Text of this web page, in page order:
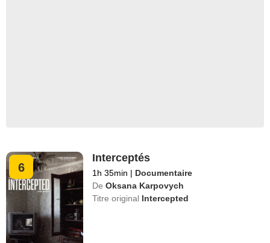
6
Interceptés
1h 35min | Documentaire
De Oksana Karpovych
Titre original Intercepted